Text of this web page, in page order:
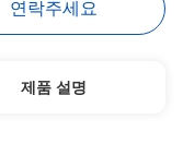
연락주세요
제품 설명